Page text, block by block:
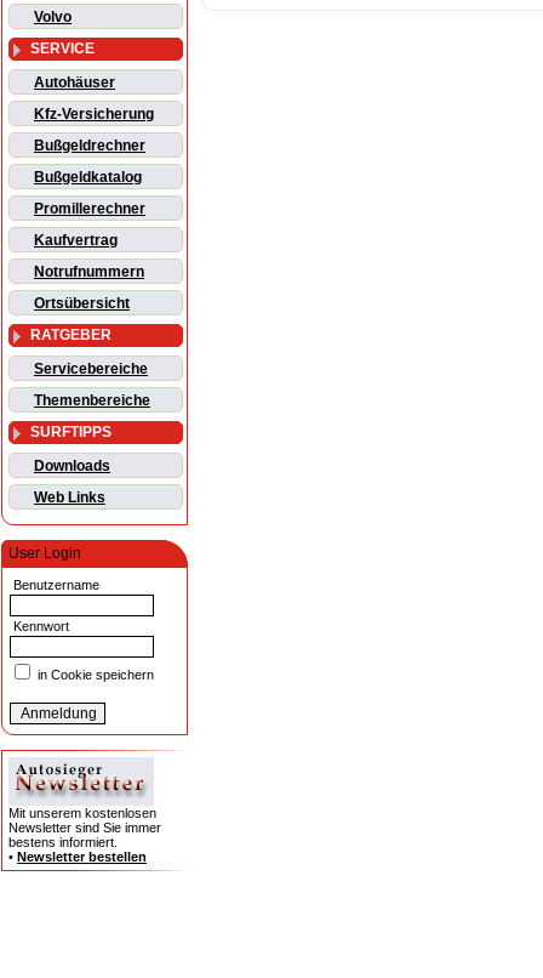
Volvo
SERVICE
Autohäuser
Kfz-Versicherung
Bußgeldrechner
Bußgeldkatalog
Promillerechner
Kaufvertrag
Notrufnummern
Ortsübersicht
RATGEBER
Servicebereiche
Themenbereiche
SURFTIPPS
Downloads
Web Links
User Login
Benutzername
Kennwort
in Cookie speichern
Mit unserem kostenlosen
Newsletter sind Sie immer
bestens informiert.
• Newsletter bestellen